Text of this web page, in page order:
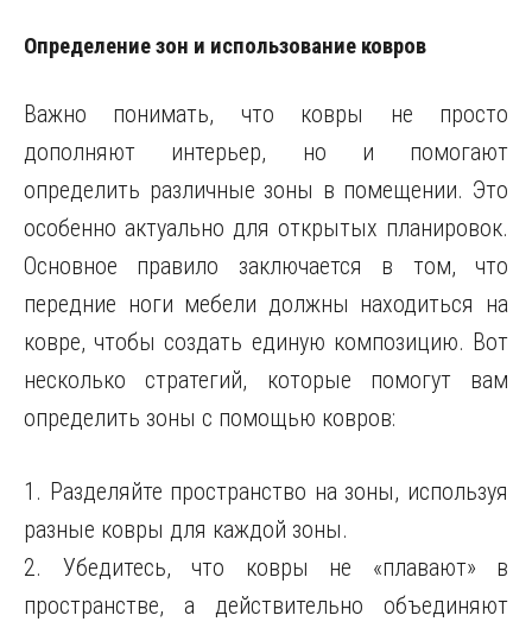
Определение зон и использование ковров
Важно понимать, что ковры не просто
дополняют интерьер, но и помогают
определить различные зоны в помещении. Это
особенно актуально для открытых планировок.
Основное правило заключается в том, что
передние ноги мебели должны находиться на
ковре, чтобы создать единую композицию. Вот
несколько стратегий, которые помогут вам
определить зоны с помощью ковров:
1. Разделяйте пространство на зоны, используя
разные ковры для каждой зоны.
2. Убедитесь, что ковры не «плавают» в
пространстве, а действительно объединяют